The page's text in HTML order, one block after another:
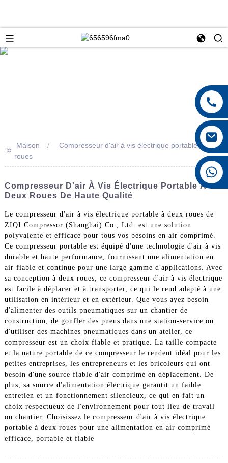
+8615026767628
>>
Maison
Compresseur d'air à vis électrique portable à deux
roues
Compresseur D'air À Vis Électrique Portable À
Deux Roues De Haute Qualité
Le compresseur d'air à vis électrique portable à deux roues de
ZIQI Compressor (Shanghai) Co., Ltd. est une solution
polyvalente et efficace pour tous vos besoins en air comprimé.
Ce compresseur portable est équipé d'une technologie d'air à vis
durable et haute performance, fournissant une alimentation en
air fiable et continue pour une large gamme d'applications. Avec
sa conception à deux roues, ce compresseur d'air à vis électrique
est facile à déplacer et à transporter, ce qui le rend adapté à une
utilisation en intérieur et en extérieur. Que vous ayez besoin
d'alimenter des outils pneumatiques sur un chantier de
construction, de gonfler des pneus dans une station-service ou
d'utiliser des machines pneumatiques dans un atelier, ce
compresseur est un choix fiable et pratique. La taille compacte
et la nature portable de ce compresseur le rendent idéal pour les
petites entreprises, les entrepreneurs et les bricoleurs qui ont
besoin d'une source fiable d'air comprimé en déplacement. De
plus, sa source d'alimentation électrique garantit un faible
entretien et un fonctionnement silencieux, ce qui en fait un
choix respectueux de l'environnement pour tout lieu de travail
ou chantier. Choisissez le compresseur d'air à vis électrique
portable à deux roues pour une alimentation en air comprimé
efficace, portable et fiable